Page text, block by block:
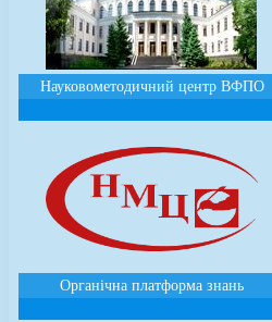
Науковометодичний центр ВФПО
Органічна платформа знань